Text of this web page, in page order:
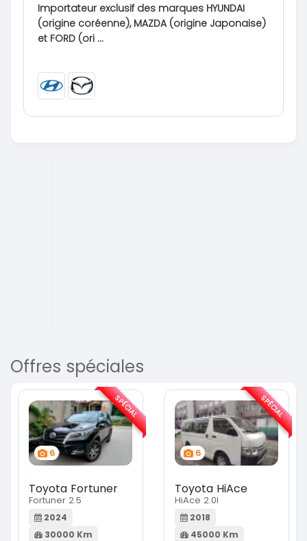
Importateur exclusif des marques HYUNDAI
(origine coréenne), MAZDA (origine Japonaise)
et FORD (ori ...
Offres spéciales
6
Toyota Fortuner
Fortuner 2.5
2024
30000 Km
SPÉCIAL
6
Toyota HiAce
HiAce 2.0l
2018
45000 Km
SPÉCIAL